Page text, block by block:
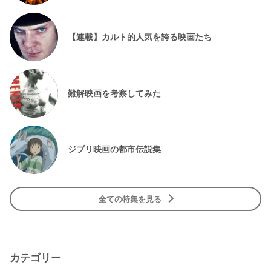
【連載】カルト的人気を誇る映画たち
難解映画を考察してみた
ジブリ映画の都市伝説集
全ての特集を見る
カテゴリー